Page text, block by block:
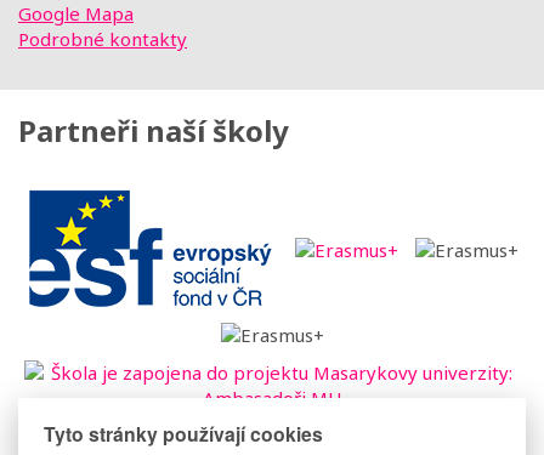
Google Mapa
Podrobné kontakty
Partneři naší školy
Tyto stránky používají cookies